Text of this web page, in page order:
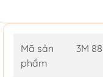
Mã sản
phẩm
3M